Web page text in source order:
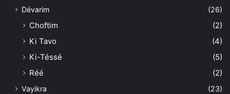
Dévarim (26)
Choftim
(2)
Ki Tavo
(4)
Ki-Téssé
(5)
Réé
(2)
Vayikra (23)